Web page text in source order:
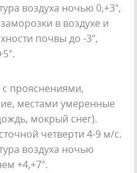
воздуха ночью 0,+3°,
в воздухе и
почвы до -3°,
прояснениями,
местами умеренные
мокрый снег).
четверти 4-9 м/с.
воздуха ночью
+4,+7°.